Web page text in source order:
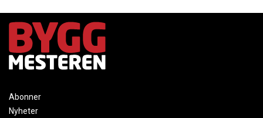
Abonner
Nyheter